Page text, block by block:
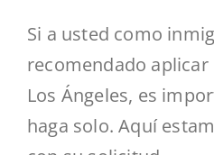
Si a usted como
recomendado aplicar
Los Ángeles, es
haga solo. Aquí